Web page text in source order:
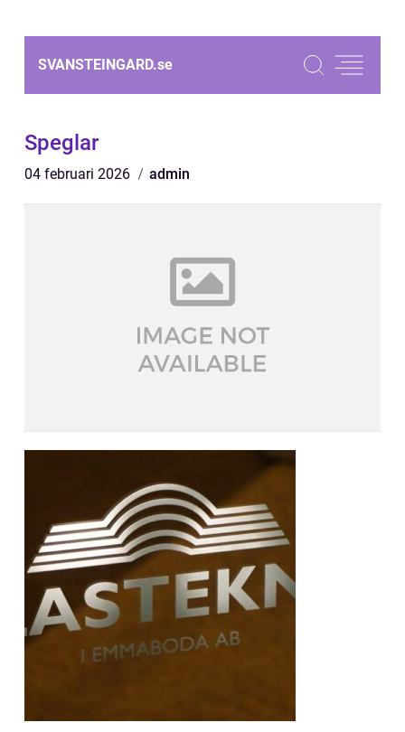
SVANSTEINGARD.se
Speglar
04 februari 2026 admin